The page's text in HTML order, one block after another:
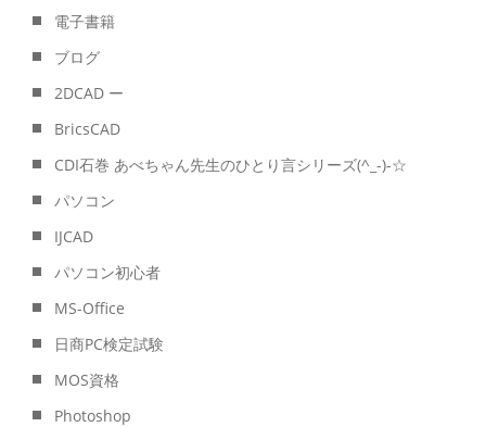
電子書籍
ブログ
2DCAD ー
BricsCAD
CDI石巻 あべちゃん先生のひとり言シリーズ(^_-)-☆
パソコン
IJCAD
パソコン初心者
MS-Office
日商PC検定試験
MOS資格
Photoshop